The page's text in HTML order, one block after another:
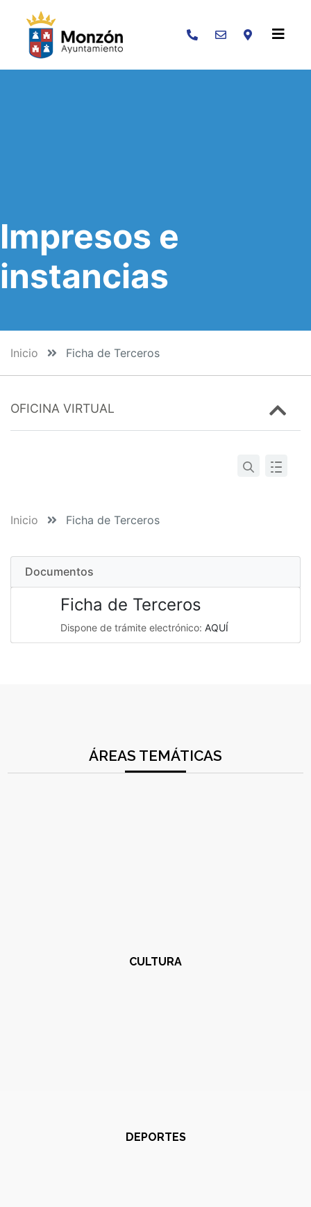
Buscar
Impresos e
instancias
Inicio Ficha de Terceros
OFICINA VIRTUAL
Inicio Ficha de Terceros
Documentos
Ficha de Terceros
Dispone de trámite electrónico: AQUÍ
ÁREAS TEMÁTICAS
CULTURA
DEPORTES